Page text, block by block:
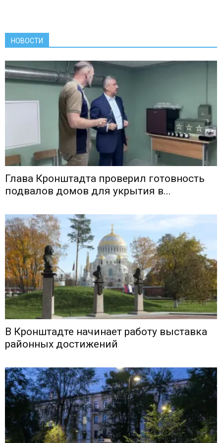
НОВОСТИ
Глава Кронштадта проверил готовность
подвалов домов для укрытия в...
В Кронштадте начинает работу выставка
районных достижений